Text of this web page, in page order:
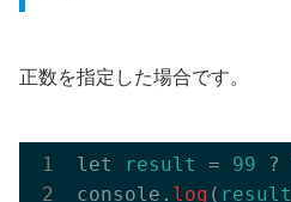
正数を指定した場合です。
let result = 99 ?
console. log ( result